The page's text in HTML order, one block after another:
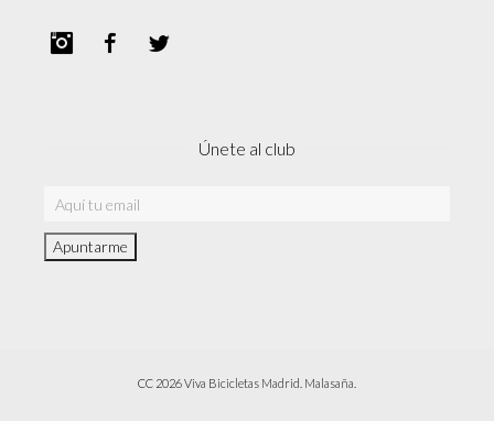
InstagramFacebook
Únete al club
CC 2026 Viva Bicicletas Madrid. Malasaña.